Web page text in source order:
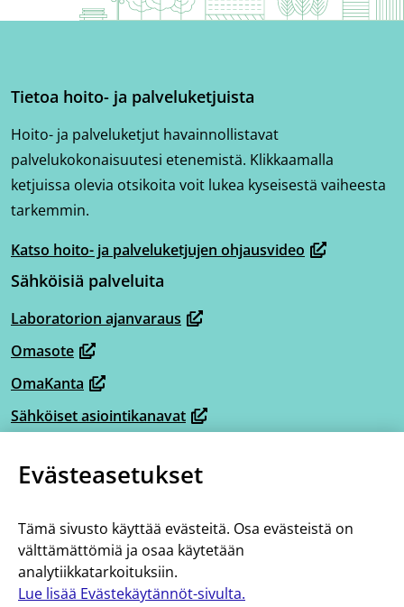
Tietoa hoito- ja palveluketjuista
Hoito- ja palveluketjut havainnollistavat
palvelukokonaisuutesi etenemistä. Klikkaamalla
ketjuissa olevia otsikoita voit lukea kyseisestä vaiheesta
tarkemmin.
Katso hoito- ja palveluketjujen ohjausvideo
(avautuu
uuteen
ikkunaan,
toiseen
palveluun)
Sähköisiä palveluita
Laboratorion ajanvaraus
(avautuu
uuteen
ikkunaan,
siirryt
toiseen
Omasote
(avautuu
uuteen
ikkunaan,
siirryt
toiseen
palveluun)
OmaKanta
(avautuu
uuteen
siirryt
palveluun)
Sähköiset asiointikanavat
(avautuu
ikkunaan,
toiseen
palveluun)
uuteen
siirryt
toiseen
palveluun)
Omahelpperi
ikkunaan,
siirryt
toiseen
Tietoa hoito- ja palveluketjuista
Saavutettavuus
Evästeasetukset
Tämä sivusto käyttää evästeitä. Osa evästeistä on
välttämättömiä ja osaa käytetään
analytiikkatarkoituksiin.
Lue lisää Evästekäytännöt-sivulta.